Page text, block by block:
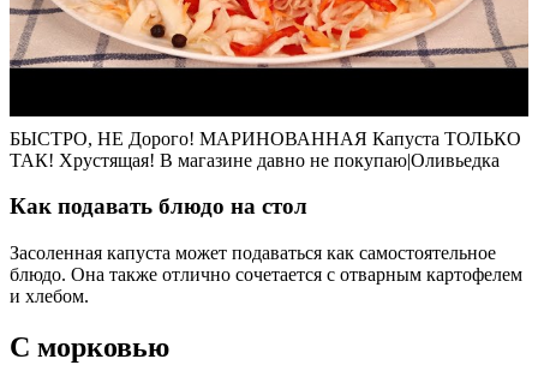
БЫСТРО, НЕ Дорого! МАРИНОВАННАЯ Капуста ТОЛЬКО
ТАК! Хрустящая! В магазине давно не покупаю|Оливьедка
Как подавать блюдо на стол
Засоленная капуста может подаваться как самостоятельное
блюдо. Она также отлично сочетается с отварным картофелем
и хлебом.
С морковью